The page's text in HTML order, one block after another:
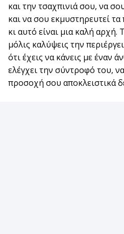
και την τσαχπινιά σου, να
και να σου εκμυστηρευτεί
κι αυτό είναι μια καλή αρχή.
μόλις καλύψεις την
ότι έχεις να κάνεις με έναν
ελέγχει την σύντροφό του,
προσοχή σου αποκλειστικά